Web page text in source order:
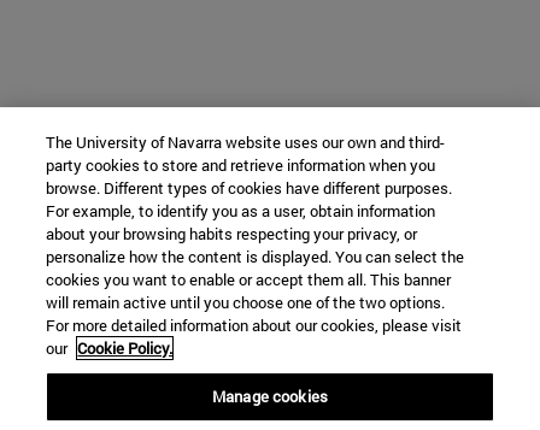
The University of Navarra website uses our own and third-
party cookies to store and retrieve information when you
browse. Different types of cookies have different purposes.
For example, to identify you as a user, obtain information
about your browsing habits respecting your privacy, or
personalize how the content is displayed. You can select the
cookies you want to enable or accept them all. This banner
will remain active until you choose one of the two options.
For more detailed information about our cookies, please visit
our Cookie Policy.
Manage cookies